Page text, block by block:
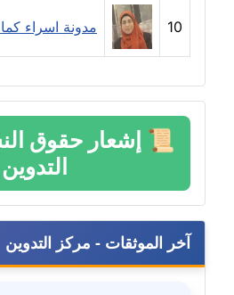
مدونة سحر أبو العلا
عاملة
عاملة
مدونة سعاد سيد
مدونة سعيد زعلوك
10 مدونة اسراء
📜 إشعار حقوق
التدوين
آخر الموثقات - مركز التدوين